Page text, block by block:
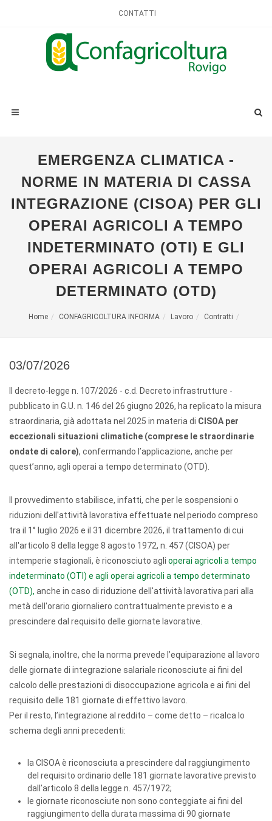
CONTATTI
EMERGENZA CLIMATICA -
NORME IN MATERIA DI CASSA
INTEGRAZIONE (CISOA) PER GLI
OPERAI AGRICOLI A TEMPO
INDETERMINATO (OTI) E GLI
OPERAI AGRICOLI A TEMPO
DETERMINATO (OTD)
Home CONFAGRICOLTURA INFORMA Lavoro Contratti
03/07/2026
Il decreto-legge n. 107/2026 - c.d. Decreto infrastrutture -
pubblicato in G.U. n. 146 del 26 giugno 2026, ha replicato la misura
straordinaria, già adottata nel 2025 in materia di CISOA per
eccezionali situazioni climatiche (comprese le straordinarie
ondate di calore), confermando l’applicazione, anche per
quest’anno, agli operai a tempo determinato (OTD).
Il provvedimento stabilisce, infatti, che per le sospensioni o
riduzioni dell'attività lavorativa effettuate nel periodo compreso
tra il 1° luglio 2026 e il 31 dicembre 2026, il trattamento di cui
all'articolo 8 della legge 8 agosto 1972, n. 457 (CISOA) per
intemperie stagionali, è riconosciuto agli operai agricoli a tempo
indeterminato (OTI) e agli operai agricoli a tempo determinato
(OTD), anche in caso di riduzione dell'attività lavorativa pari alla
metà dell'orario giornaliero contrattualmente previsto e a
prescindere dal requisito delle giornate lavorative.
Si segnala, inoltre, che la norma prevede l’equiparazione al lavoro
delle giornate di integrazione salariale riconosciute ai fini del
calcolo delle prestazioni di disoccupazione agricola e ai fini del
requisito delle 181 giornate di effettivo lavoro.
Per il resto, l’integrazione al reddito – come detto – ricalca lo
schema degli anni precedenti:
la CISOA è riconosciuta a prescindere dal raggiungimento
del requisito ordinario delle 181 giornate lavorative previsto
dall’articolo 8 della legge n. 457/1972;
le giornate riconosciute non sono conteggiate ai fini del
raggiungimento della durata massima di 90 giornate